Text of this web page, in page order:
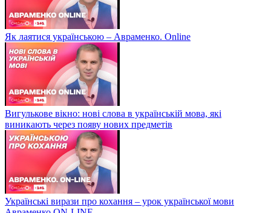
Як лаятися українською – Авраменко. Online
Вигулькове вікно: нові слова в українській мова, які
виникають через появу нових предметів
Українські вирази про кохання – урок української мови